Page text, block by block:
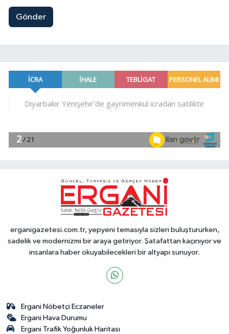
Gönder
erganigazetesi.com.tr, yepyeni temasıyla sizleri buluştururken,
sadelik ve modernizmi bir araya getiriyor. Şatafattan kaçınıyor ve
insanlara haber okuyabilecekleri bir altyapı sunuyor.
Ergani Nöbetçi Eczaneler
Ergani Hava Durumu
Ergani Trafik Yoğunluk Haritası